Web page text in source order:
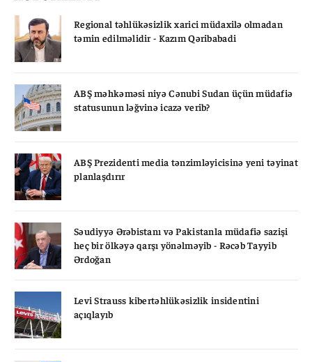
Regional təhlükəsizlik xarici müdaxilə olmadan
təmin edilməlidir - Kazım Qəribabadi
ABŞ məhkəməsi niyə Cənubi Sudan üçün müdafiə
statusunun ləğvinə icazə verib?
ABŞ Prezidenti media tənzimləyicisinə yeni təyinat
planlaşdırır
Səudiyyə Ərəbistanı və Pakistanla müdafiə sazişi
heç bir ölkəyə qarşı yönəlməyib - Rəcəb Tayyib
Ərdoğan
Levi Strauss kibertəhlükəsizlik insidentini
açıqlayıb